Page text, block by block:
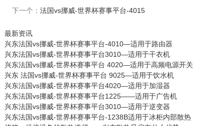
下一个： 法国vs挪威-世界杯赛事平台-4015
最新资讯
兴东法国vs挪威-世界杯赛事平台-4010—适用于路由器
兴东法国vs挪威-世界杯赛事平台3010—适用于干衣机
兴东法国vs挪威-世界杯赛事平台 4020—适用于高频电源开关
兴东 法国vs挪威-世界杯赛事平台 9025—适用于饮水机
兴东法国vs挪威-世界杯赛事平台4020—适用于加湿器
兴东法国vs挪威-世界杯赛事平台1225——适用于广告机
兴东法国vs挪威-世界杯赛事平台3010—适用于逆变器
兴东法国vs挪威-世界杯赛事平台-1238B适用于冰柜内部散热